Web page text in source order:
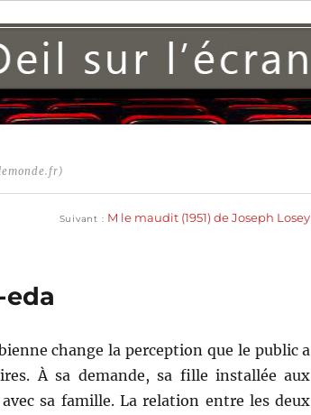
Suivant M le maudit (1951) de Joseph Losey
eda
change la perception que le public a
À sa demande, sa fille installée aux
sa famille. La relation entre les deux